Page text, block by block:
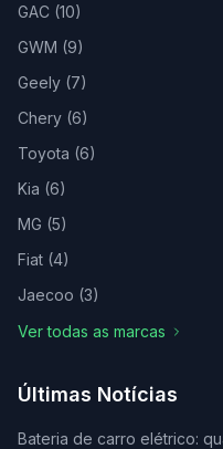
GAC (10)
GWM (9)
Geely (7)
Chery (6)
Toyota (6)
Kia (6)
MG (5)
Fiat (4)
Jaecoo (3)
Ver todas as marcas
Últimas Notícias
Bateria de carro elétrico: